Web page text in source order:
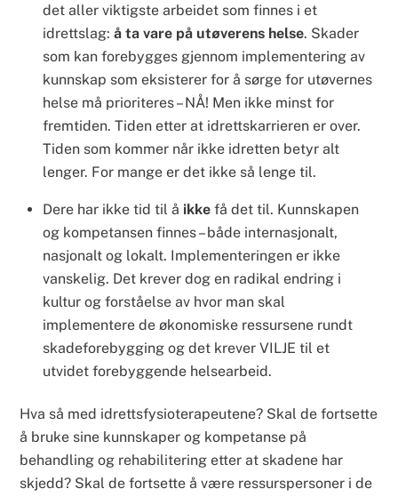
det aller viktigste arbeidet som finnes i et
idrettslag: å ta vare på utøverens helse. Skader
som kan forebygges gjennom implementering av
kunnskap som eksisterer for å sørge for utøvernes
helse må prioriteres – NÅ! Men ikke minst for
fremtiden. Tiden etter at idrettskarrieren er over.
Tiden som kommer når ikke idretten betyr alt
lenger. For mange er det ikke så lenge til.
Dere har ikke tid til å ikke få det til. Kunnskapen
og kompetansen finnes – både internasjonalt,
nasjonalt og lokalt. Implementeringen er ikke
vanskelig. Det krever dog en radikal endring i
kultur og forståelse av hvor man skal
implementere de økonomiske ressursene rundt
skadeforebygging og det krever VILJE til et
utvidet forebyggende helsearbeid.
Hva så med idrettsfysioterapeutene? Skal de fortsette
å bruke sine kunnskaper og kompetanse på
behandling og rehabilitering etter at skadene har
skjedd? Skal de fortsette å være ressurspersoner i de